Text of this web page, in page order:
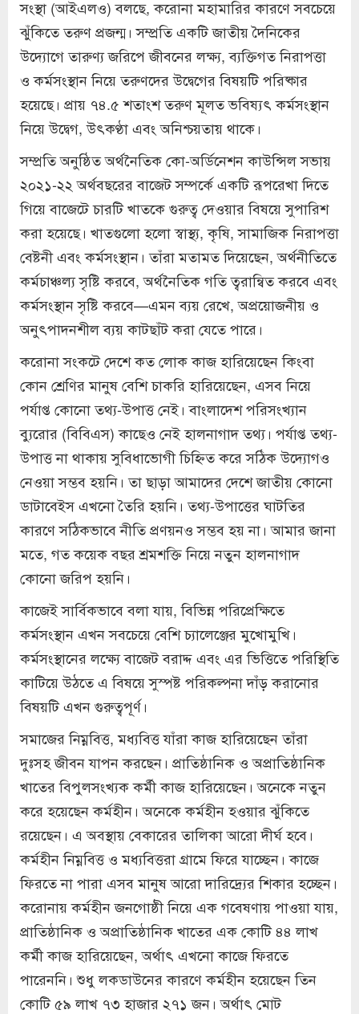
সংস্থা (আইএলও) বলছে, করোনা মহামারির কারণে সবচেয়ে
ঝুঁকিতে তরুণ প্রজন্ম। সম্প্রতি একটি জাতীয় দৈনিকের
উদ্যোগে তারুণ্য জরিপে জীবনের লক্ষ্য, ব্যক্তিগত নিরাপত্তা
ও কর্মসংস্থান নিয়ে তরুণদের উদ্বেগের বিষয়টি পরিষ্কার
হয়েছে। প্রায় ৭৪.৫ শতাংশ তরুণ মূলত ভবিষ্যৎ কর্মসংস্থান
নিয়ে উদ্বেগ, উৎকণ্ঠা এবং অনিশ্চয়তায় থাকে।
সম্প্রতি অনুষ্ঠিত অর্থনৈতিক কো-অর্ডিনেশন কাউন্সিল সভায়
২০২১-২২ অর্থবছরের বাজেট সম্পর্কে একটি রূপরেখা দিতে
গিয়ে বাজেটে চারটি খাতকে গুরুত্ব দেওয়ার বিষয়ে সুপারিশ
করা হয়েছে। খাতগুলো হলো স্বাস্থ্য, কৃষি, সামাজিক নিরাপত্তা
বেষ্টনী এবং কর্মসংস্থান। তাঁরা মতামত দিয়েছেন, অর্থনীতিতে
কর্মচাঞ্চল্য সৃষ্টি করবে, অর্থনৈতিক গতি ত্বরান্বিত করবে এবং
কর্মসংস্থান সৃষ্টি করবে—এমন ব্যয় রেখে, অপ্রয়োজনীয় ও
অনুৎপাদনশীল ব্যয় কাটছাঁট করা যেতে পারে।
করোনা সংকটে দেশে কত লোক কাজ হারিয়েছেন কিংবা
কোন শ্রেণির মানুষ বেশি চাকরি হারিয়েছেন, এসব নিয়ে
পর্যাপ্ত কোনো তথ্য-উপাত্ত নেই। বাংলাদেশ পরিসংখ্যান
ব্যুরোর (বিবিএস) কাছেও নেই হালনাগাদ তথ্য। পর্যাপ্ত তথ্য-
উপাত্ত না থাকায় সুবিধাভোগী চিহ্নিত করে সঠিক উদ্যোগও
নেওয়া সম্ভব হয়নি। তা ছাড়া আমাদের দেশে জাতীয় কোনো
ডাটাবেইস এখনো তৈরি হয়নি। তথ্য-উপাত্তের ঘাটতির
কারণে সঠিকভাবে নীতি প্রণয়নও সম্ভব হয় না। আমার জানা
মতে, গত কয়েক বছর শ্রমশক্তি নিয়ে নতুন হালনাগাদ
কোনো জরিপ হয়নি।
কাজেই সার্বিকভাবে বলা যায়, বিভিন্ন পরিপ্রেক্ষিতে
কর্মসংস্থান এখন সবচেয়ে বেশি চ্যালেঞ্জের মুখোমুখি।
কর্মসংস্থানের লক্ষ্যে বাজেট বরাদ্দ এবং এর ভিত্তিতে পরিস্থিতি
কাটিয়ে উঠতে এ বিষয়ে সুস্পষ্ট পরিকল্পনা দাঁড় করানোর
বিষয়টি এখন গুরুত্বপূর্ণ।
সমাজের নিম্নবিত্ত, মধ্যবিত্ত যাঁরা কাজ হারিয়েছেন তাঁরা
দুঃসহ জীবন যাপন করছেন। প্রাতিষ্ঠানিক ও অপ্রাতিষ্ঠানিক
খাতের বিপুলসংখ্যক কর্মী কাজ হারিয়েছেন। অনেকে নতুন
করে হয়েছেন কর্মহীন। অনেকে কর্মহীন হওয়ার ঝুঁকিতে
রয়েছেন। এ অবস্থায় বেকারের তালিকা আরো দীর্ঘ হবে।
কর্মহীন নিম্নবিত্ত ও মধ্যবিত্তরা গ্রামে ফিরে যাচ্ছেন। কাজে
ফিরতে না পারা এসব মানুষ আরো দারিদ্র্যের শিকার হচ্ছেন।
করোনায় কর্মহীন জনগোষ্ঠী নিয়ে এক গবেষণায় পাওয়া যায়,
প্রাতিষ্ঠানিক ও অপ্রাতিষ্ঠানিক খাতের এক কোটি ৪৪ লাখ
কর্মী কাজ হারিয়েছেন, অর্থাৎ এখনো কাজে ফিরতে
পারেননি। শুধু লকডাউনের কারণে কর্মহীন হয়েছেন তিন
কোটি ৫৯ লাখ ৭৩ হাজার ২৭১ জন। অর্থাৎ মোট